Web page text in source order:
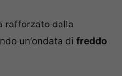
rafforzato dalla
un’ondata di freddo